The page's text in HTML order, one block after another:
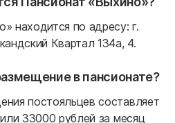
находится по адресу: г.
Квартал 134а, 4.
в пансионате?
постояльцев составляет
33000 рублей за месяц